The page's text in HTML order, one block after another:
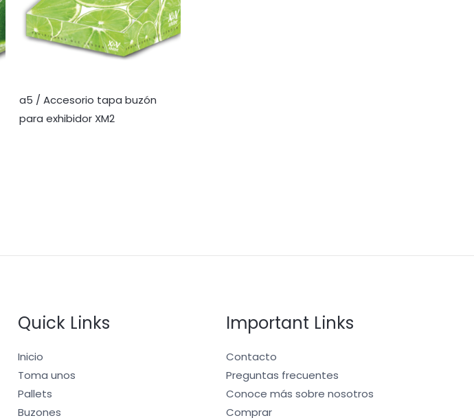
a5 / Accesorio tapa buzón
para exhibidor XM2
Quick Links
Inicio
Toma unos
Pallets
Buzones
Important Links
Contacto
Preguntas frecuentes
Conoce más sobre nosotros
Comprar